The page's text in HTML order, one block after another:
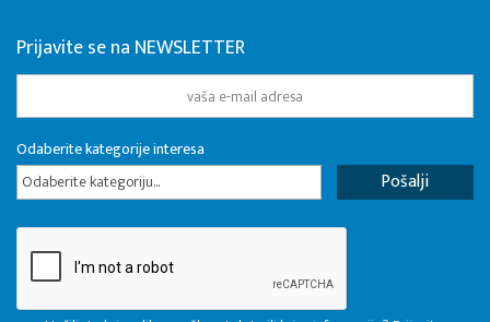
Prijavite se na NEWSLETTER
Odaberite kategorije interesa
Odaberite kategoriju...